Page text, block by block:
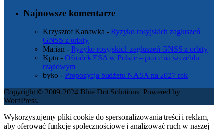
Najnowsze komentarze
Krzysztof Kanawka - Ryzyko rosyjskich zagłuszeń
GNSS z orbity
Marian - Ryzyko rosyjskich zagłuszeń GNSS z orbity
Kptn - Ośrodek ESA w Polsce – prace na szczeblu
rządowym
byko - Propozycja budżetu NASA na 2027 rok
Copyright © 2009-2024 Blue Dot Solutions. Powered by
WordPress.
Wykorzystujemy pliki cookie do spersonalizowania treści i reklam,
aby oferować funkcje społecznościowe i analizować ruch w naszej